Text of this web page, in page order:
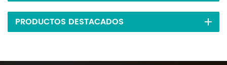
PRODUCTOS DESTACADOS